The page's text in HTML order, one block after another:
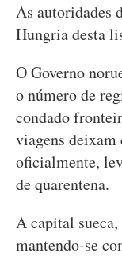
As autoridades
Hungria desta
O Governo
o número de
condado
viagens deixam
oficialmente,
de quarentena.
A capital sueca,
mantendo-se